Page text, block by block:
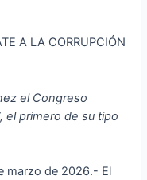
A LA CORRUPCIÓN
el Congreso
el primero de su tipo
marzo de 2026.- El